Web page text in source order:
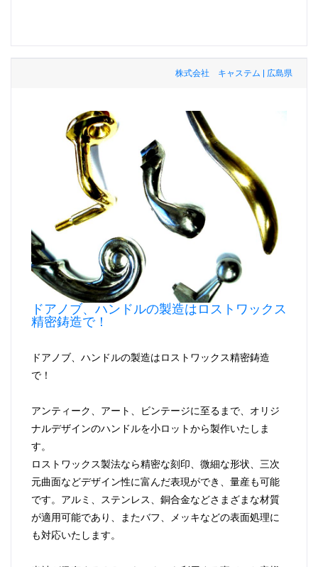
株式会社 キャステム | 広島県
ドアノブ、ハンドルの製造はロストワックス
精密鋳造で！
ドアノブ、ハンドルの製造はロストワックス精密鋳造
で！
アンティーク、アート、ビンテージに至るまで、オリジ
ナルデザインのハンドルを小ロットから製作いたしま
す。
ロストワックス製法なら精密な刻印、微細な形状、三次
元曲面などデザイン性に富んだ表現ができ、量産も可能
です。アルミ、ステンレス、銅合金などさまざまな材質
が適用可能であり、またバフ、メッキなどの表面処理に
も対応いたします。